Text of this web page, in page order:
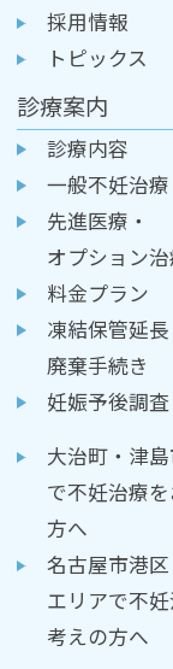
採用情報
トピックス
診療案内
診療内容
一般不妊治療
先進医療・
オプション
料金プラン
凍結保管延長
廃棄手続き
妊娠予後調査
大治町・津
で不妊治療
方へ
名古屋市港
エリアで不
考えの方へ